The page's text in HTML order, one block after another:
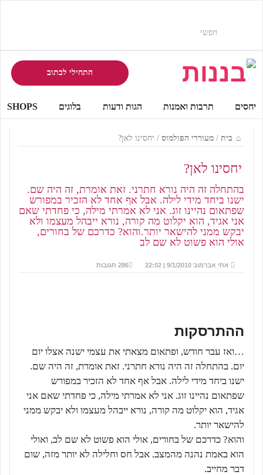
התחילי לכתוב
יחסים תרבות ואמנות הגות ודעות בלוגים SHOPS
בית / מעוררי הפולמוס / יחסינו לאן?
יחסינו לאן?
בהתחלה זה היה נורא חתרני. זאת אומרת, זה היה שם.
ישנו ביחד מידי לילה. אבל אף אחד לא הזכיר במפורש
שפתאום נהיינו זוג. אני לא אמרתי מילה, כי פחדתי שאם
אני אגיד, הוא יקלוט מה קורה, נורא ייבהל מעצמו ולא
יבקש ממני להישאר יותר.והוא? כדרכם של בחורים,
אולי הוא פשוט לא שם לב
אתי אברמוב 9/1/2010 | 22:02 286 תגובות
ההתרסקות
…ואז עבר חודש, ופתאום מצאתי את עצמי ישנה אצלו יום
יום. בהתחלה זה היה נורא חתרני. זאת אומרת, זה היה שם.
ישנו ביחד מידי לילה. אבל אף אחד לא הזכיר במפורש
שפתאום נהיינו זוג. אני לא אמרתי מילה, כי פחדתי שאם אני
אגיד, הוא יקלוט מה קורה, נורא ייבהל מעצמו ולא יבקש ממני
להישאר יותר.
והוא? כדרכם של בחורים, אולי הוא פשוט לא שם לב, ואולי
הוא באמת נהנה מהמצב. אבל חס וחלילה לא יותר מזה, שום
דבר מחייב.